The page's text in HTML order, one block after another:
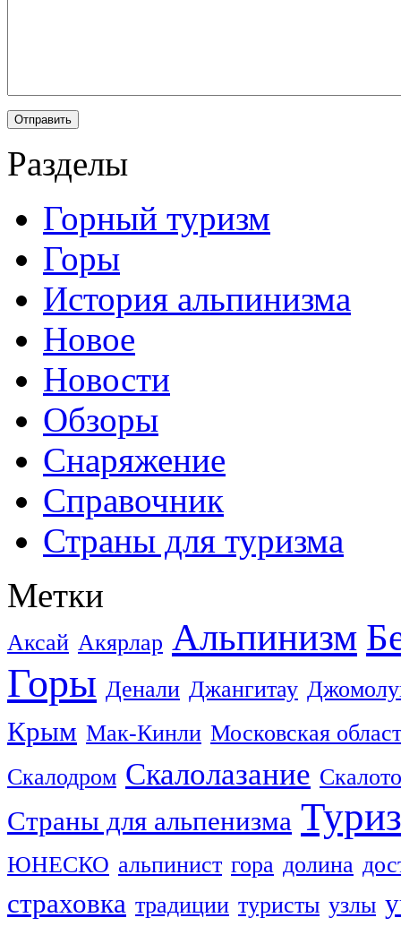
Разделы
Горный туризм
Горы
История альпинизма
Новое
Новости
Обзоры
Снаряжение
Справочник
Страны для туризма
Метки
Аксай Акярлар Альпинизм
Горы Денали Джангитау
Крым Мак-Кинли Московская
Скалодром Скалолазание
Страны для альпенизма
ЮНЕСКО альпинист гора долина
страховка традиции туристы узлы